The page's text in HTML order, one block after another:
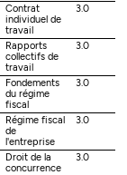
Contrat
individuel de
travail
3.0
Rapports
collectifs de
travail
3.0
Fondements
du régime
fiscal
3.0
Régime fiscal
de
l'entreprise
3.0
Droit de la
concurrence
3.0